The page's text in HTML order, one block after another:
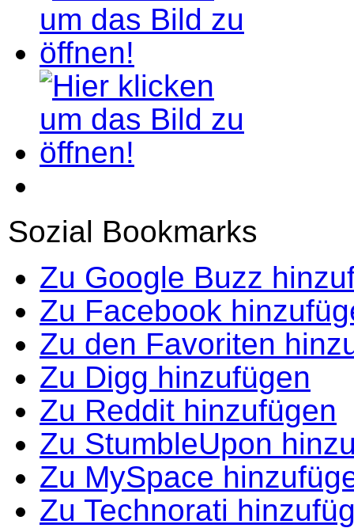
Sozial Bookmarks
Zu Google Buzz
Zu Facebook
Zu den Favoriten
Zu Digg hinzufügen
Zu Reddit hinzufügen
Zu StumbleUpon
Zu MySpace
Zu Technorati